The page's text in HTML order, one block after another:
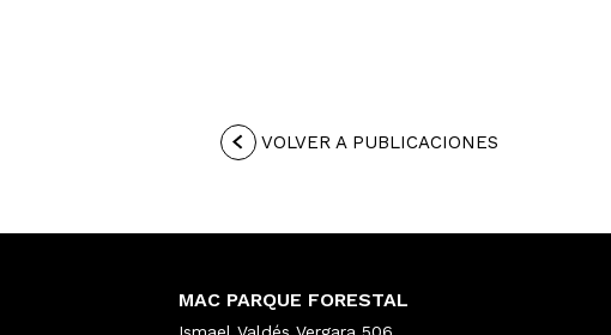
VOLVER A PUBLICACIONES
MAC PARQUE FORESTAL